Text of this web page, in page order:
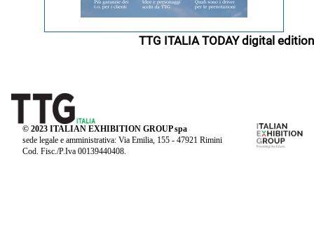
TTG ITALIA TODAY digital edition
© 2023 ITALIAN EXHIBITION GROUP spa
sede legale e amministrativa: Via Emilia, 155 - 47921 Rimini
Cod. Fisc./P.Iva 00139440408.